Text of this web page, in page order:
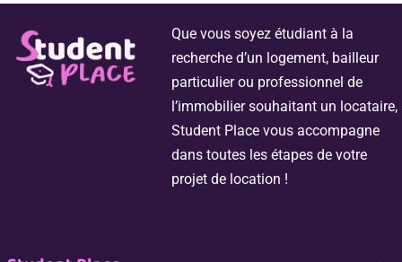
Que vous soyez étudiant à la
recherche d’un logement, bailleur
particulier ou professionnel de
l’immobilier souhaitant un locataire,
Student Place vous accompagne
dans toutes les étapes de votre
projet de location !